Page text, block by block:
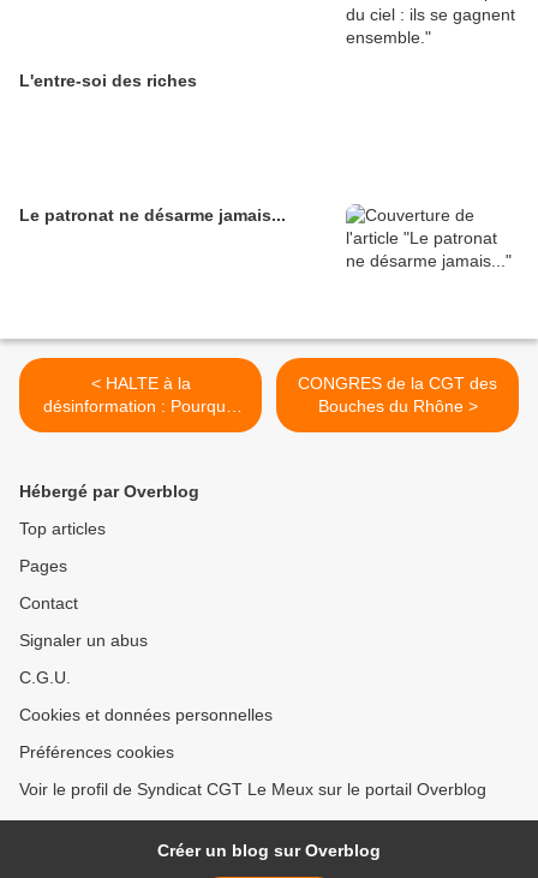
L'entre-soi des riches
Le patronat ne désarme jamais...
< HALTE à la
désinformation : Pourquoi
les GAZIERS de GrDF sont
CONGRES de la CGT des
Bouches du Rhône >
Hébergé par Overblog
Top articles
Pages
Contact
Signaler un abus
C.G.U.
Cookies et données personnelles
Préférences cookies
Voir le profil de Syndicat CGT Le Meux sur le portail Overblog
Créer un blog sur Overblog